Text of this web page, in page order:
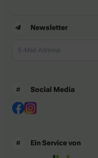
Newsletter
Social Media
Ein Service von